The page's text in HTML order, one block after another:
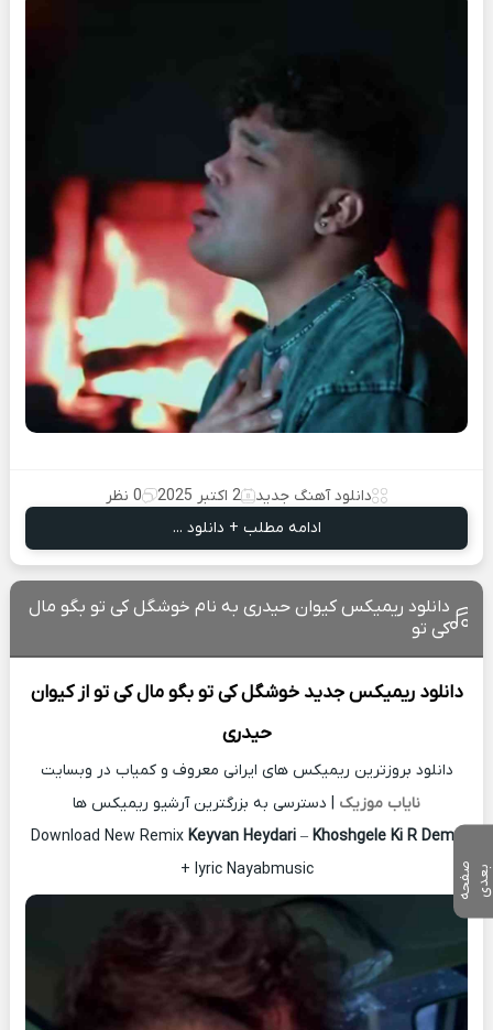
دانلود آهنگ جدید 2 اکتبر 2025
0 نظر
ادامه مطلب + دانلود ...
دانلود ریمیکس کیوان حیدری به نام خوشگل کی تو بگو مال
کی تو
دانلود ریمیکس جدید خوشگل کی تو بگو مال کی تو ازکیوان
حیدری
دانلود بروزترین ریمیکس های ایرانی معروف و کمیاب در وبسایت
نایاب موزیک | دسترسی به بزرگترین آرشیو ریمیکس ها
Download New Remix Keyvan Heydari– Khoshgele Ki R Demo
+ lyric Nayabmusic
ص
ف
ح
ه ب ع
د ی